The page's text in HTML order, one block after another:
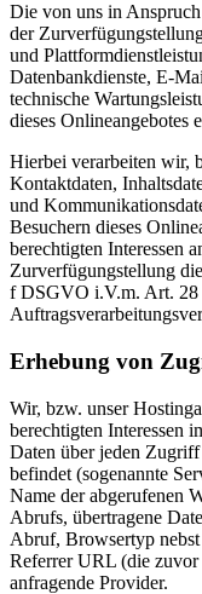
Die von uns in
der
und
Datenbankdienste, E-
technische
dieses Onlineangebotes
Hierbei verarbeiten wir,
Kontaktdaten,
und
Besuchern dieses
berechtigten Interessen
Zurverfügungstellung
f DSGVO i.V.m. Art.
Erhebung von
Wir, bzw. unser
berechtigten Interessen
Daten über jeden
befindet (sogenannte
Name der abgerufenen
Abrufs, übertragene
Abruf, Browsertyp nebst
Referrer URL (die zuvor
anfragende Provider.